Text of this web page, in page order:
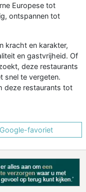
Europese tot
ontspannen tot
kracht en karakter,
en gastvrijheid. Of
deze restaurants
snel te vergeten.
deze restaurants tot
favoriet